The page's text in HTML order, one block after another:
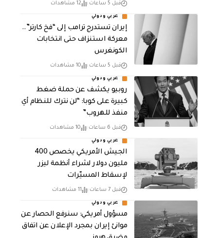
قبل 5 ساعات 12 مشاهدات
عربي ودولي
إيران تستدرج ترامب إلى “فخ كارتر”..
معركة استنزاف حتى انتخابات
الكونغرس
قبل 5 ساعات 10 مشاهدات
عربي ودولي
روبيو يكشف عن حملة ضغط
كبيرة على كوبا: “لن نترك للنظام أي
منفذ للهروب”
قبل 6 ساعات 10 مشاهدات
عربي ودولي
الجيش الأمريكي يخصص 400
مليون دولار لشراء أنظمة ليزر
لإسقاط المسيّرات
قبل 7 ساعات 11 مشاهدات
عربي ودولي
مسؤول أمريكي: سنرفع الحصار عن
موانئ إيران بمجرد الإعلان عن اتفاق